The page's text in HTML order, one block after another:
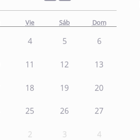
Vie Sáb Dom
4 5 6
11 12 13
18 19 20
25 26 27
2 3 4